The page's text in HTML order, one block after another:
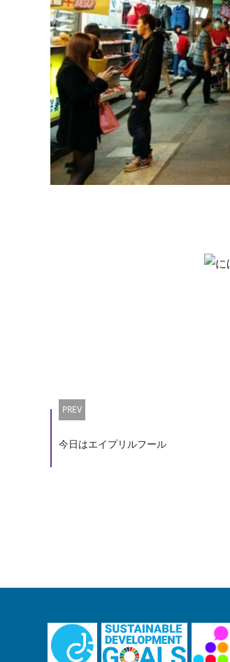
PREV
今日はエイプリルフール